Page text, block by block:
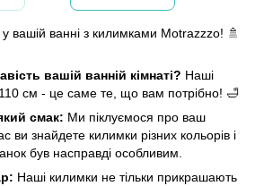
вашій ванні з килимками Motrazzzo! 🚿
вашій ванній кімнаті? Наші
см - це саме те, що вам потрібно! 🛁
смак: Ми піклуємося про ваш
ви знайдете килимки різних кольорів і
був насправді особливим.
Наші килимки не тільки прикрашають